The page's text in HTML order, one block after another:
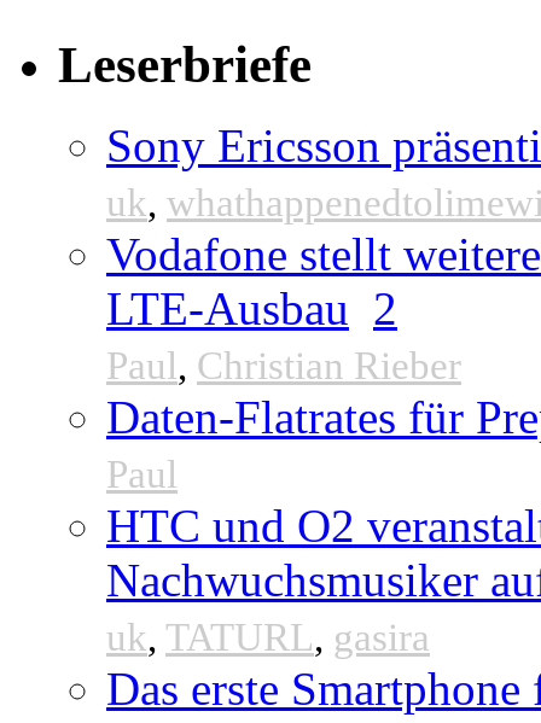
Leserbriefe
Sony Ericsson
uk,
Vodafone stellt
LTE-Ausbau 2
Paul, Christian Rieber
Daten-Flatrates für
Paul
HTC und O2
Nachwuchsmusiker
uk, TATURL, gasira
Das erste